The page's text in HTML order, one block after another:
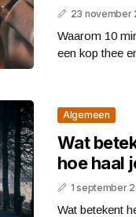
23 november
Waarom 10
een kop thee
Algemeen
Wat
hoe haal
1 september
Wat betekent